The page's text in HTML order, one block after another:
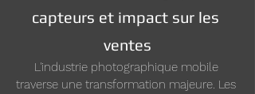
capteurs et impact sur les
ventes
L'industrie photographique mobile
traverse une transformation majeure. Les